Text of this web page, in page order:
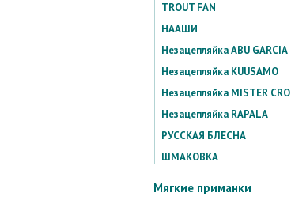
TROUT FAN
НААШИ
Незацепляйка ABU GARCIA
Незацепляйка KUUSAMO
Незацепляйка MISTER CRO
Незацепляйка RAPALA
РУССКАЯ БЛЕСНА
ШМАКОВКА
Мягкие приманки